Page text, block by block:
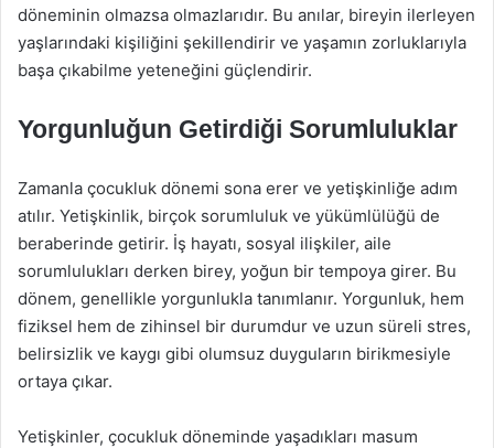
döneminin olmazsa olmazlarıdır. Bu anılar, bireyin ilerleyen
yaşlarındaki kişiliğini şekillendirir ve yaşamın zorluklarıyla
başa çıkabilme yeteneğini güçlendirir.
Yorgunluğun Getirdiği Sorumluluklar
Zamanla çocukluk dönemi sona erer ve yetişkinliğe adım
atılır. Yetişkinlik, birçok sorumluluk ve yükümlülüğü de
beraberinde getirir. İş hayatı, sosyal ilişkiler, aile
sorumlulukları derken birey, yoğun bir tempoya girer. Bu
dönem, genellikle yorgunlukla tanımlanır. Yorgunluk, hem
fiziksel hem de zihinsel bir durumdur ve uzun süreli stres,
belirsizlik ve kaygı gibi olumsuz duyguların birikmesiyle
ortaya çıkar.
Yetişkinler, çocukluk döneminde yaşadıkları masum